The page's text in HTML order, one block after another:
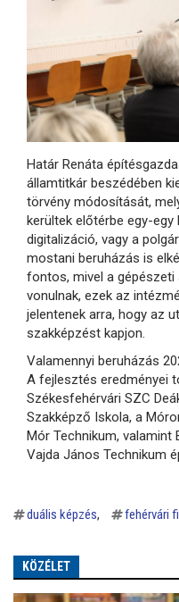
Határ Renáta
államtitkár beszédében
törvény módosítását,
kerültek előtérbe egy-
digitalizáció, vagy a
mostani beruházás is
fontos, mivel a
vonulnak, ezek az
jelentenek arra, hogy az
szakképzést kapjon.
Valamennyi beruházás
A fejlesztés eredményei
Székesfehérvári SZC
Szakképző Iskola, a
Mór Technikum, valamint
Vajda János Technikum
duális képzés fehérvári
KÖZÉLET